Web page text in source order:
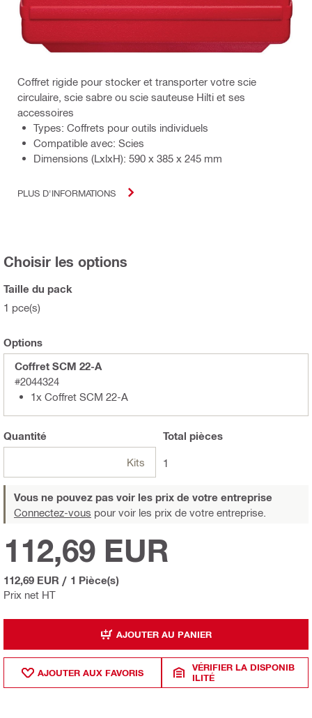
Coffret rigide pour stocker et transporter votre scie
circulaire, scie sabre ou scie sauteuse Hilti et ses
accessoires
Types: Coffrets pour outils individuels
Compatible avec: Scies
Dimensions (LxlxH): 590 x 385 x 245 mm
PLUS D'INFORMATIONS
Choisir les options
Taille du pack
1 pce(s)
Options
Coffret SCM 22-A
#2044324
1x Coffret SCM 22-A
Quantité
Kits
Total pièces
1
Vous ne pouvez pas voir les prix de votre entreprise
Connectez-vous pour voir les prix de votre entreprise.
Prix net HT
112,69 EUR
112,69 EUR / 1 Pièce(s)
AJOUTER AU PANIER
AJOUTER AUX FAVORIS
VÉRIFIER LA DISPONIB
ILITÉ